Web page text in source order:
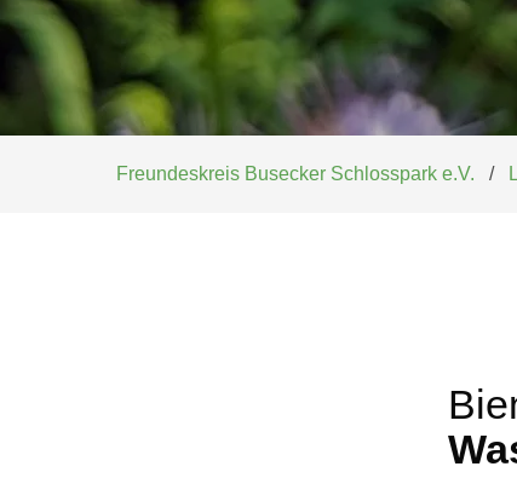
Freundeskreis Busecker Schlosspark e.V.